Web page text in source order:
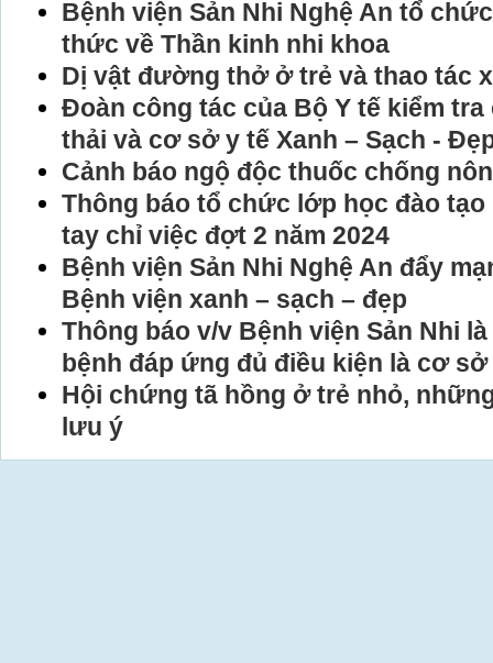
Bệnh viện Sản Nhi Nghệ An tổ
thức về Thần kinh nhi khoa
Dị vật đường thở ở trẻ và thao tác
Đoàn công tác của Bộ Y tế kiểm
thải và cơ sở y tế Xanh – Sạch -
Cảnh báo ngộ độc thuốc chống
Thông báo tổ chức lớp học đào tạo
tay chỉ việc đợt 2 năm 2024
Bệnh viện Sản Nhi Nghệ An đẩy
Bệnh viện xanh – sạch – đẹp
Thông báo v/v Bệnh viện Sản Nhi
bệnh đáp ứng đủ điều kiện là cơ
Hội chứng tã hồng ở trẻ nhỏ,
lưu ý